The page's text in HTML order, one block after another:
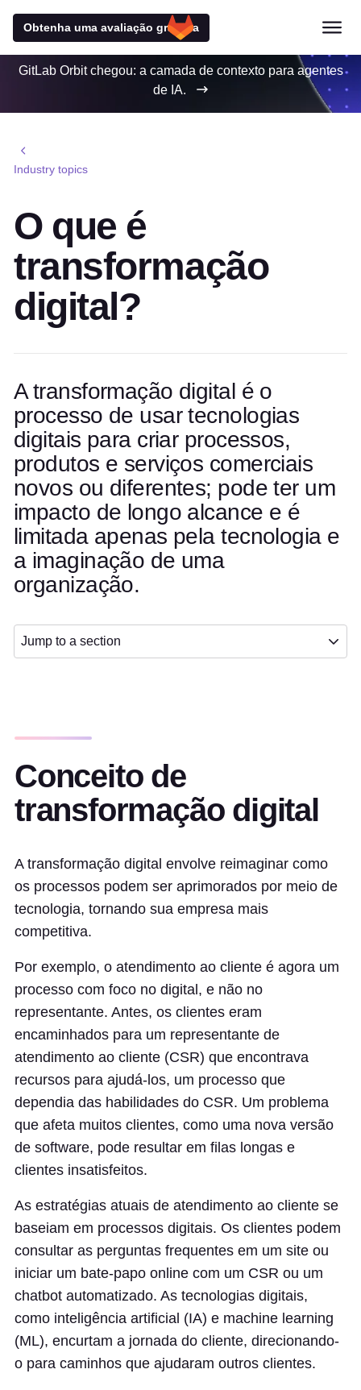
Obtenha uma avaliação gratuita
GitLab Orbit chegou: a camada de contexto para agentes
de IA.
Industry topics
O que é
transformação
digital?
A transformação digital é o
processo de usar tecnologias
digitais para criar processos,
produtos e serviços comerciais
novos ou diferentes; pode ter um
impacto de longo alcance e é
limitada apenas pela tecnologia e
a imaginação de uma
organização.
Jump to a section
Conceito de
transformação digital
A transformação digital envolve reimaginar como
os processos podem ser aprimorados por meio de
tecnologia, tornando sua empresa mais
competitiva.
Por exemplo, o atendimento ao cliente é agora um
processo com foco no digital, e não no
representante. Antes, os clientes eram
encaminhados para um representante de
atendimento ao cliente (CSR) que encontrava
recursos para ajudá-los, um processo que
dependia das habilidades do CSR. Um problema
que afeta muitos clientes, como uma nova versão
de software, pode resultar em filas longas e
clientes insatisfeitos.
As estratégias atuais de atendimento ao cliente se
baseiam em processos digitais. Os clientes podem
consultar as perguntas frequentes em um site ou
iniciar um bate-papo online com um CSR ou um
chatbot automatizado. As tecnologias digitais,
como inteligência artificial (IA) e machine learning
(ML), encurtam a jornada do cliente, direcionando-
o para caminhos que ajudaram outros clientes.